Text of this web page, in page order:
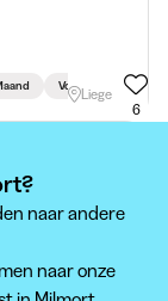
VoltijdsLiege
6
naar andere
naar onze